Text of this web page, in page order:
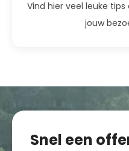
Vind hier veel leuke
jouw
Snel een